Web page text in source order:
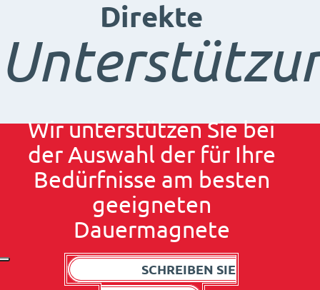
Direkte
Wir unterstützen Sie bei
der Auswahl der für Ihre
Bedürfnisse am besten
geeigneten
Dauermagnete
SCHREIBEN SIE